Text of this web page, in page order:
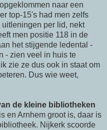
naar een
top-15's had men zelfs
per lid, nekt
men positie 118 in de
het stijgende ledental -
- zien veel in huis te
zie ze dus ook in staat om
Dus wie weet,
de kleine bibliotheken
en Arnhem groot is, daar is
Nijkerk scoorde